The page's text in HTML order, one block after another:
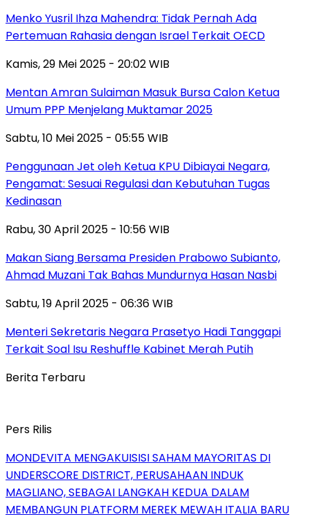
Menko Yusril Ihza Mahendra: Tidak Pernah Ada
Pertemuan Rahasia dengan Israel Terkait OECD
Kamis, 29 Mei 2025 - 20:02 WIB
Mentan Amran Sulaiman Masuk Bursa Calon Ketua
Umum PPP Menjelang Muktamar 2025
Sabtu, 10 Mei 2025 - 05:55 WIB
Penggunaan Jet oleh Ketua KPU Dibiayai Negara,
Pengamat: Sesuai Regulasi dan Kebutuhan Tugas
Kedinasan
Rabu, 30 April 2025 - 10:56 WIB
Makan Siang Bersama Presiden Prabowo Subianto,
Ahmad Muzani Tak Bahas Mundurnya Hasan Nasbi
Sabtu, 19 April 2025 - 06:36 WIB
Menteri Sekretaris Negara Prasetyo Hadi Tanggapi
Terkait Soal Isu Reshuffle Kabinet Merah Putih
Berita Terbaru
Pers Rilis
MONDEVITA MENGAKUISISI SAHAM MAYORITAS DI
UNDERSCORE DISTRICT, PERUSAHAAN INDUK
MAGLIANO, SEBAGAI LANGKAH KEDUA DALAM
MEMBANGUN PLATFORM MEREK MEWAH ITALIA BARU